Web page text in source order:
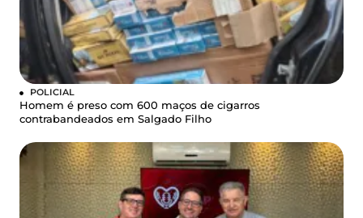
POLICIAL
Homem é preso com 600 maços de cigarros
contrabandeados em Salgado Filho